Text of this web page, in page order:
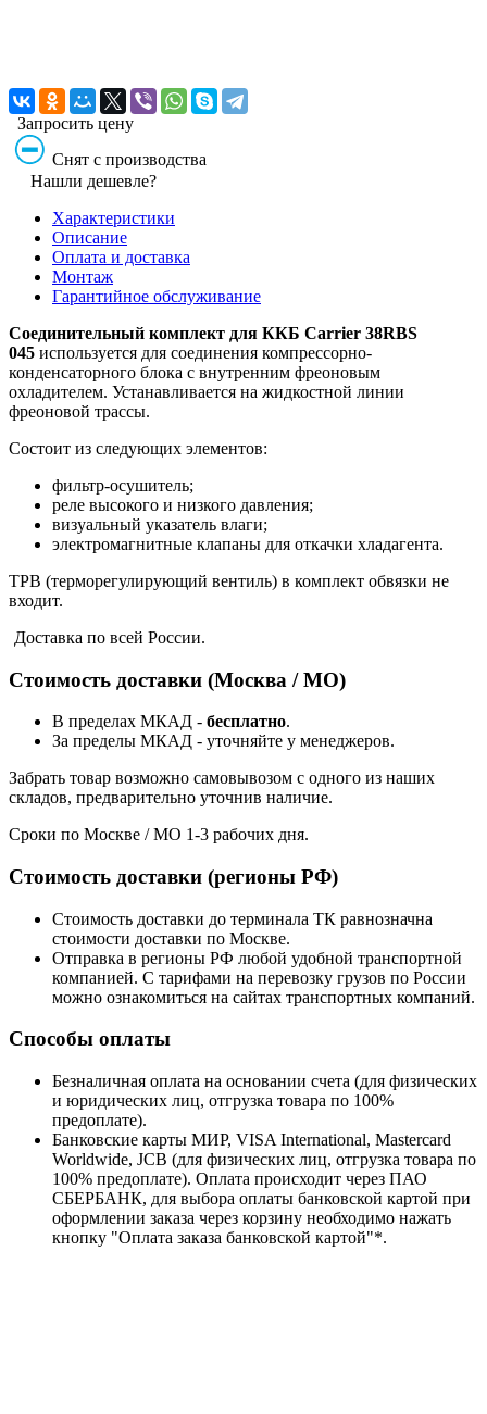
Запросить цену
Снят с производства
Нашли дешевле?
Характеристики
Описание
Оплата и доставка
Монтаж
Гарантийное обслуживание
Соединительный комплект для ККБ Carrier 38RBS
045 используется для соединения компрессорно-
конденсаторного блока с внутренним фреоновым
охладителем. Устанавливается на жидкостной линии
фреоновой трассы.
Состоит из следующих элементов:
фильтр-осушитель;
реле высокого и низкого давления;
визуальный указатель влаги;
электромагнитные клапаны для откачки хладагента.
ТРВ (терморегулирующий вентиль) в комплект обвязки не
входит.
Доставка по всей России.
Стоимость доставки (Москва / МО)
В пределах МКАД - бесплатно.
За пределы МКАД - уточняйте у менеджеров.
Забрать товар возможно самовывозом с одного из наших
складов, предварительно уточнив наличие.
Сроки по Москве / МО 1-3 рабочих дня.
Стоимость доставки (регионы РФ)
Стоимость доставки до терминала ТК равнозначна
стоимости доставки по Москве.
Отправка в регионы РФ любой удобной транспортной
компанией. С тарифами на перевозку грузов по России
можно ознакомиться на сайтах транспортных компаний.
Способы оплаты
Безналичная оплата на основании счета (для физических
и юридических лиц, отгрузка товара по 100%
предоплате).
Банковские карты МИР, VISA International, Mastercard
Worldwide, JCB (для физических лиц, отгрузка товара по
100% предоплате). Оплата происходит через ПАО
СБЕРБАНК, для выбора оплаты банковской картой при
оформлении заказа через корзину необходимо нажать
кнопку "Оплата заказа банковской картой"*.